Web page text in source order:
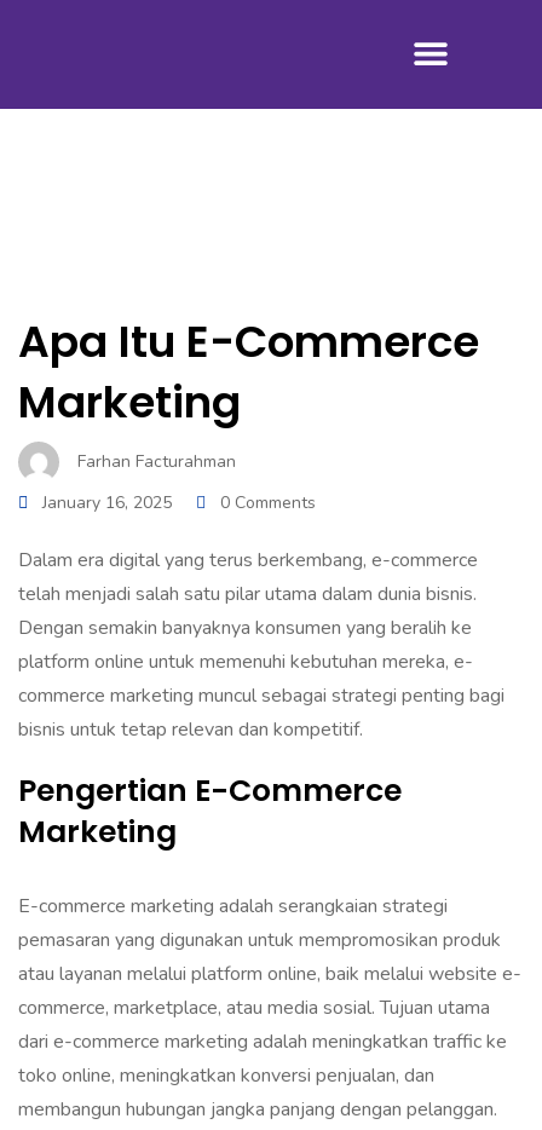
Apa Itu E-Commerce
Marketing
Farhan Facturahman
January 16, 2025
0 Comments
Dalam era digital yang terus berkembang, e-commerce
telah menjadi salah satu pilar utama dalam dunia bisnis.
Dengan semakin banyaknya konsumen yang beralih ke
platform online untuk memenuhi kebutuhan mereka, e-
commerce marketing muncul sebagai strategi penting bagi
bisnis untuk tetap relevan dan kompetitif.
Pengertian E-Commerce
Marketing
‎E-commerce marketing adalah serangkaian strategi
pemasaran yang digunakan untuk mempromosikan produk
atau layanan melalui platform online, baik melalui website e-
commerce, marketplace, atau media sosial. Tujuan utama
dari e-commerce marketing adalah meningkatkan traffic ke
toko online, meningkatkan konversi penjualan, dan
membangun hubungan jangka panjang dengan pelanggan.